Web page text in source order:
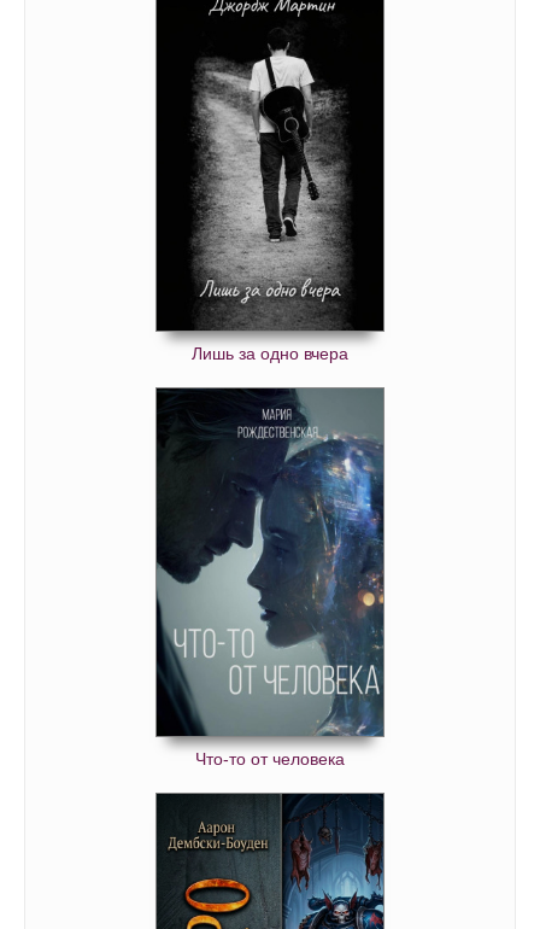
Лишь за одно вчера
Что-то от человека